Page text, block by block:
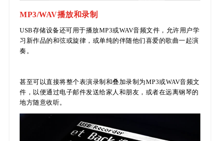
MP3/WAV播放和录制
USB存储设备还可用于播放MP3或WAV音频文件，允许用户学
习新作品的和弦或旋律，或单纯的伴随他们喜爱的歌曲一起演
奏。
甚至可以直接将整个表演录制和叠加录制为MP3或WAV音频文
件，以便通过电子邮件发送给家人和朋友，或者在远离钢琴的
地方随意收听。